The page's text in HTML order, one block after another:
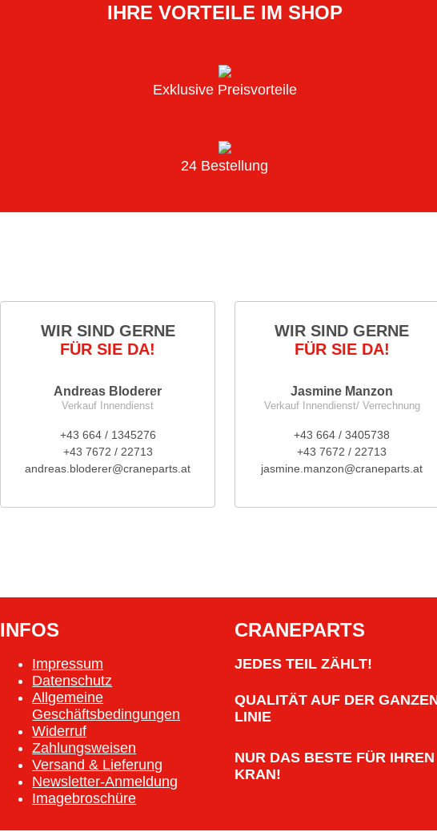
IHRE VORTEILE IM SHOP
Exklusive Preisvorteile
24 Bestellung
WIR SIND GERNE
FÜR SIE DA!
Andreas Bloderer
Verkauf Innendienst
+43 664 / 1345276
+43 7672 / 22713
andreas.bloderer@craneparts.at
WIR SIND GERNE
FÜR SIE DA!
Jasmine Manzon
Verkauf Innendienst/ Verrechnung
+43 664 / 3405738
+43 7672 / 22713
jasmine.manzon@craneparts.at
INFOS
Impressum
Datenschutz
Allgemeine
Geschäftsbedingungen
Widerruf
Zahlungsweisen
Versand & Lieferung
Newsletter-Anmeldung
Imagebroschüre
CRANEPARTS
JEDES TEIL ZÄHLT!
QUALITÄT AUF DER
LINIE
NUR DAS BESTE FÜR IHREN
KRAN!